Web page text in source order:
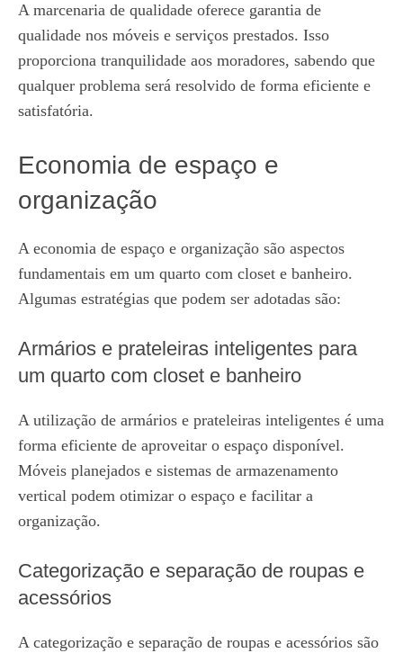
A marcenaria de qualidade oferece garantia de
qualidade nos móveis e serviços prestados. Isso
proporciona tranquilidade aos moradores, sabendo que
qualquer problema será resolvido de forma eficiente e
satisfatória.
Economia de espaço e
organização
A economia de espaço e organização são aspectos
fundamentais em um quarto com closet e banheiro.
Algumas estratégias que podem ser adotadas são:
Armários e prateleiras inteligentes para
um quarto com closet e banheiro
A utilização de armários e prateleiras inteligentes é uma
forma eficiente de aproveitar o espaço disponível.
Móveis planejados e sistemas de armazenamento
vertical podem otimizar o espaço e facilitar a
organização.
Categorização e separação de roupas e
acessórios
A categorização e separação de roupas e acessórios são